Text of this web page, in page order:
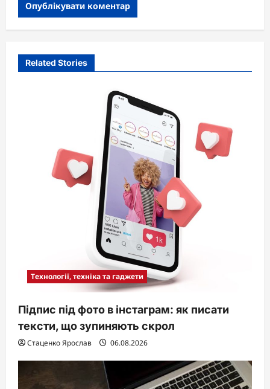
Related Stories
Технології, техніка та гаджети
Підпис під фото в інстаграм: як писати
тексти, що зупиняють скрол
Стаценко Ярослав 06.08.2026